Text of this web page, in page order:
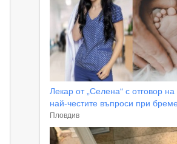
Лекар от „Селена“ с отговор
най-честите въпроси при
Пловдив